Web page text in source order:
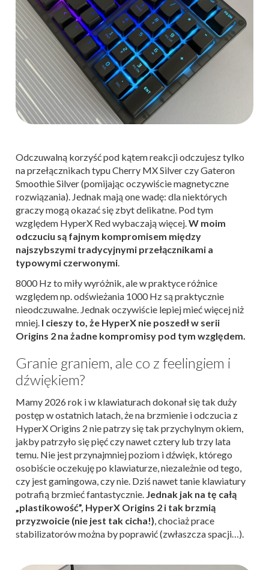
Odczuwalną korzyść pod kątem reakcji odczujesz tylko
na przełącznikach typu Cherry MX Silver czy Gateron
Smoothie Silver (pomijając oczywiście magnetyczne
rozwiązania). Jednak mają one wadę: dla niektórych
graczy mogą okazać się zbyt delikatne. Pod tym
względem HyperX Red wybaczają więcej. W moim
odczuciu są fajnym kompromisem między
najszybszymi tradycyjnymi przełącznikami a
typowymi czerwonymi
8000 Hz to miły wyróżnik, ale w praktyce różnice
względem np. odświeżania 1000 Hz są praktycznie
nieodczuwalne. Jednak oczywiście lepiej mieć więcej niż
mniej. I cieszy to, że HyperX nie poszedł w serii
Origins 2 na żadne kompromisy pod tym względem.
Granie graniem, ale co z feelingiem i
dźwiękiem?
Mamy 2026 rok i w klawiaturach dokonał się tak duży
postęp w ostatnich latach, że na brzmienie i odczucia z
HyperX Origins 2 nie patrzy się tak przychylnym okiem,
jakby patrzyło się pięć czy nawet cztery lub trzy lata
temu. Nie jest przynajmniej poziom i dźwięk, którego
osobiście oczekuję po klawiaturze, niezależnie od tego,
czy jest gamingowa, czy nie. Dziś nawet tanie klawiatury
potrafią brzmieć fantastycznie. Jednak jak na tę całą
„plastikowość”, HyperX Origins 2 i tak brzmią
przyzwoicie (nie jest tak cicha!) , chociaż prace
stabilizatorów można by poprawić (zwłaszcza spacji…).